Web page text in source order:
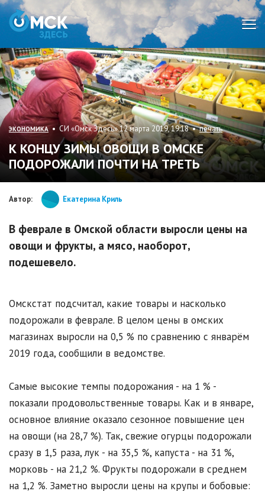
ЭКОНОМИКА• СИ «Омск Здесь» 12 марта 2019, 19:18 •печать
К КОНЦУ ЗИМЫ ОВОЩИ В ОМСКЕ
ПОДОРОЖАЛИ ПОЧТИ НА ТРЕТЬ
Автор: Екатерина Криль
В феврале в Омской области выросли цены на
овощи и фрукты, а мясо, наоборот,
подешевело.
Омскстат подсчитал, какие товары и насколько
подорожали в феврале. В целом цены в омских
магазинах выросли на 0,5 % по сравнению с январём
2019 года, сообщили в ведомстве.
Самые высокие темпы подорожания - на 1 % -
показали продовольственные товары. Как и в январе,
основное влияние оказало сезонное повышение цен
на овощи (на 28,7 %). Так, свежие огурцы подорожали
сразу в 1,5 раза, лук - на 35,5 %, капуста - на 31 %,
морковь - на 21,2 %. Фрукты подорожали в среднем
на 1,2 %. Заметно выросли цены на крупы и бобовые: